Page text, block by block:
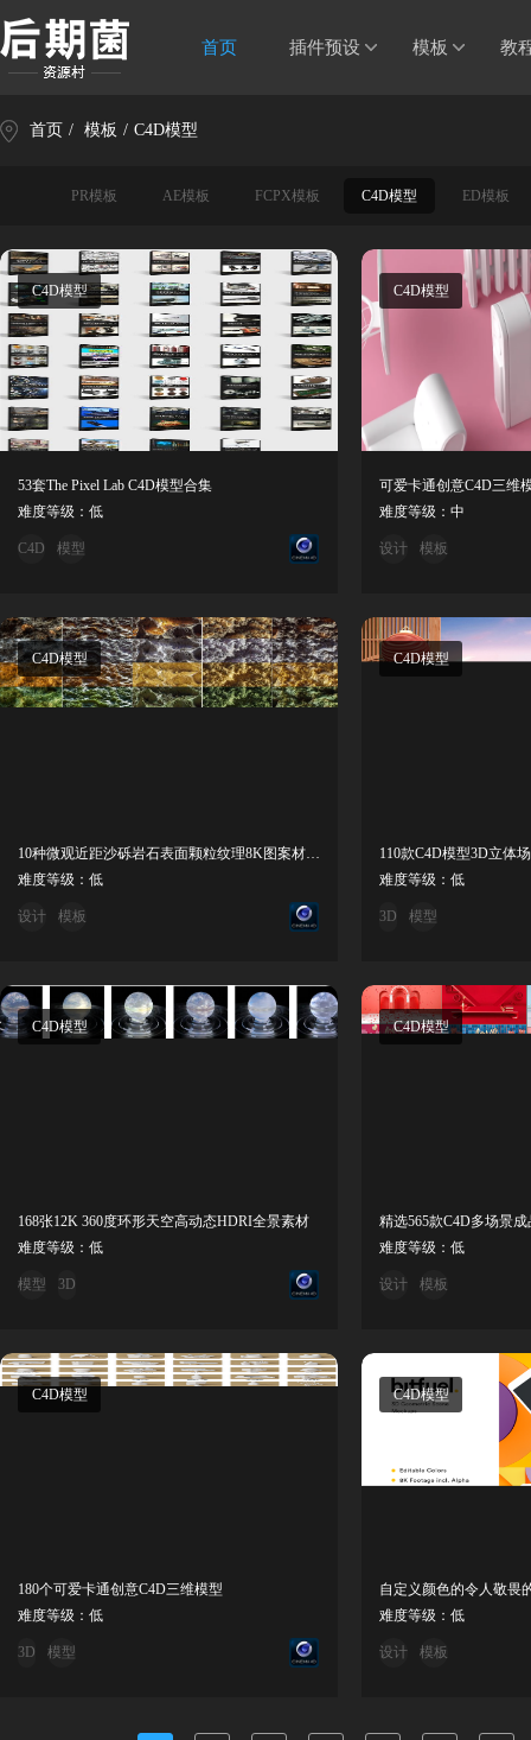
首页 插件预设 模板 教
首页 / 模板 / C4D模型
PR模板 AE模板 FCPX模板 C4D模型 ED模板
C4D模型
53套The Pixel Lab C4D模型合集
难度等级：低
C4D 模型
C4D模型
可爱卡通创意C4D三维
难度等级：中
设计 模板
C4D模型
10种微观近距沙砾岩石表面颗粒纹理8K图案材质贴图
难度等级：低
设计 模板
C4D模型
难度等级：低
3D 模型
C4D模型
168张12K 360度环形天空高动态HDRI全景素材
难度等级：低
模型 3D
C4D模型
精选565款C4D多场景
难度等级：低
设计 模板
C4D模型
180个可爱卡通创意C4D三维模型
难度等级：低
3D 模型
C4D模型
难度等级：低
设计 模板